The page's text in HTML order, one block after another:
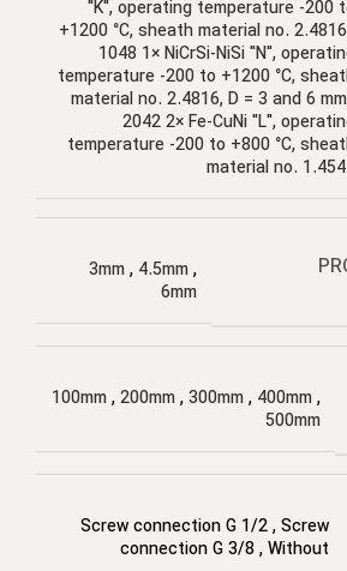
"K", operating temperature -200
+1200 °C, sheath material no. 2.4816
1048 1× NiCrSi-NiSi "N",
temperature -200 to +1200 °C,
material no. 2.4816, D = 3 and 6 mm
2042 2× Fe-CuNi "L",
temperature -200 to +800 °C,
material no.
3mm , 4.5mm ,
6mm
100mm,200mm,300mm, 400mm,
500mm
Screw connection G 1/2,Screw
connection G 3/8 ,Without